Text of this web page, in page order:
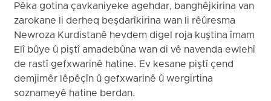
Pêka gotina çavkaniyeke agehdar, banghêjkirina van
zarokane li derheq beşdarîkirina wan li rêûresma
Newroza Kurdistanê hevdem digel roja kuştina îmam
Elî bûye û piştî amadebûna wan di vê navenda ewlehî
de rastî gefxwarinê hatine. Ev kesane piştî çend
demjimêr lêpêçîn û gefxwarinê û wergirtina
soznameyê hatine berdan.